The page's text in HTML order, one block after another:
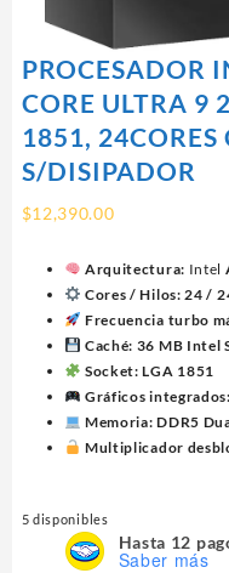
PROCESADOR
CORE ULTRA 9
1851, 24CORES
S/DISIPADOR
$12,390.00
Arquitectura: Intel
Cores / Hilos: 24 /
Frecuencia turbo
Caché: 36 MB Intel
Socket: LGA 1851
Gráficos integrados:
Memoria: DDR5
Multiplicador
5 disponibles
Hasta 12
Saber más